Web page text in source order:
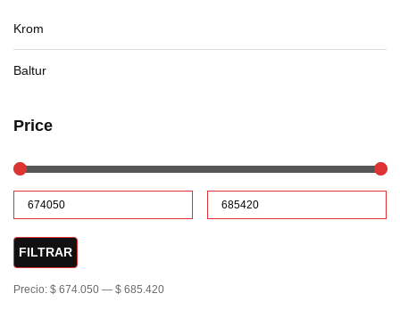
Krom
Baltur
Price
FILTRAR
Precio: $ 674.050 — $ 685.420